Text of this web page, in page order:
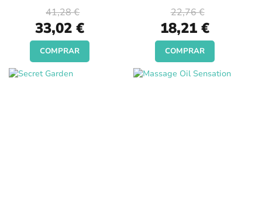
Special
Price
33,02 €
41,28 €
COMPRAR
Special
Price
18,21 €
22,76 €
COMPRAR